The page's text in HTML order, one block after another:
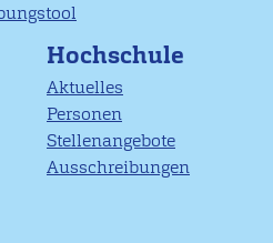
Hochschule
Aktuelles
Personen
Stellenangebote
Ausschreibungen